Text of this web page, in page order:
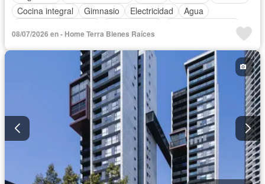
Cocina integral
Gimnasio Electricidad
Agua
08/07/2026 en - Home Terra Bienes Raíces